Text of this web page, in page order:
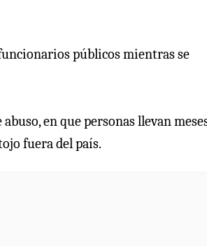
públicos mientras se
en que personas llevan
fuera del país.